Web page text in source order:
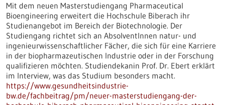
Mit dem neuen Masterstudiengang Pharmaceutical
Bioengineering erweitert die Hochschule Biberach ihr
Studienangebot im Bereich der Biotechnologie. Der
Studiengang richtet sich an AbsolventInnen natur- und
ingenieurwissenschaftlicher Fächer, die sich für eine Karriere
in der biopharmazeutischen Industrie oder in der Forschung
qualifizieren möchten. Studiendekanin Prof. Dr. Ebert erklärt
im Interview, was das Studium besonders macht.
https://www.gesundheitsindustrie-
bw.de/fachbeitrag/pm/neuer-masterstudiengang-der-